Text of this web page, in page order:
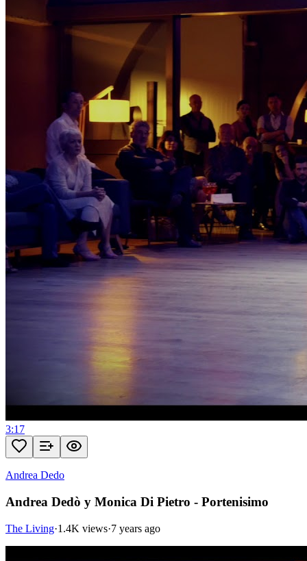
3:17
Andrea Dedo
Andrea Dedò y Monica Di Pietro - Portenisimo
The Living·1.4K views·7 years ago